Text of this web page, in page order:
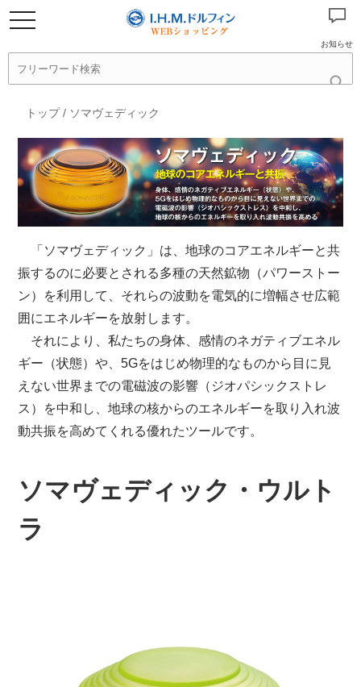
お知らせ
トップ/ ソマヴェディック
「ソマヴェディック」は、地球のコアエネルギーと共
振するのに必要とされる多種の天然鉱物（パワーストー
ン）を利用して、それらの波動を電気的に増幅させ広範
囲にエネルギーを放射します。
それにより、私たちの身体、感情のネガティブエネル
ギー（状態）や、5Gをはじめ物理的なものから目に見
えない世界までの電磁波の影響（ジオパシックストレ
ス）を中和し、地球の核からのエネルギーを取り入れ波
動共振を高めてくれる優れたツールです。
ソマヴェディック・ウルト
ラ